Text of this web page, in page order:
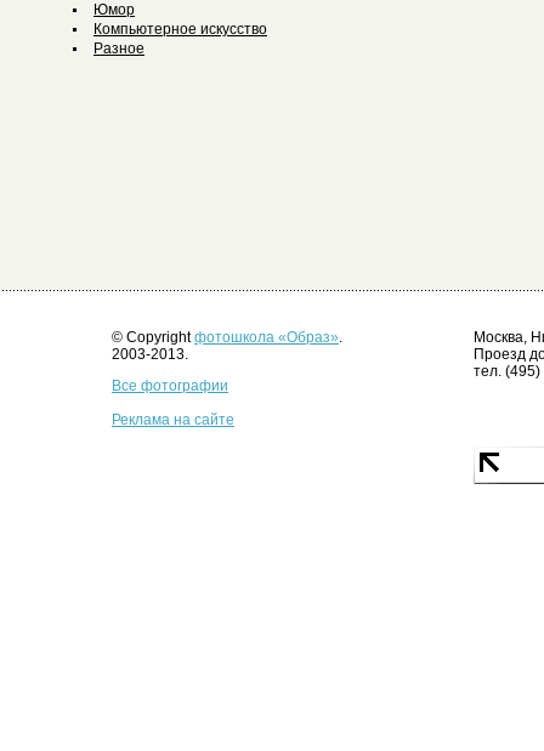
Юмор
Компьютерное искусство
Разное
© Copyrightфотошкола «Образ».
2003-2013.
Все фотографии
Реклама на сайте
Москва,
Проезд
тел.